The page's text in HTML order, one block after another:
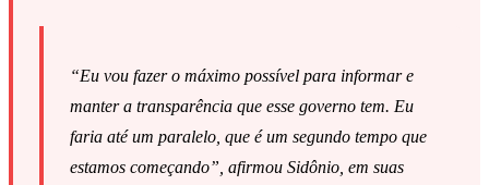
“Eu vou fazer o máximo possível para informar e
manter a transparência que esse governo tem. Eu
faria até um paralelo, que é um segundo tempo que
estamos começando”, afirmou Sidônio, em suas